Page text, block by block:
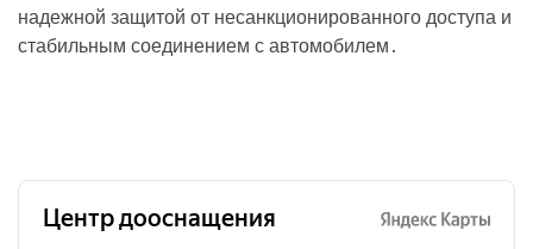
надежной защитой от несанкционированного доступа и
стабильным соединением с автомобилем․